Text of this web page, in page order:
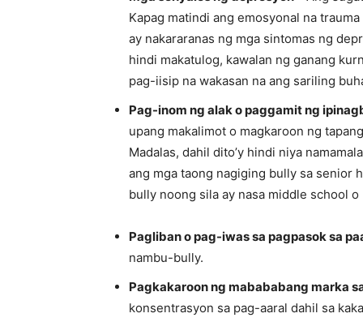
Kapag matindi ang emosyonal na
ay nakararanas ng mga sintomas ng
hindi makatulog, kawalan ng ganang
pag-iisip na wakasan na ang sariling
Pag-inom ng alak o paggamit ng
upang makalimot o magkaroon ng
Madalas, dahil dito’y hindi niya
ang mga taong nagiging bully sa senior
bully noong sila ay nasa middle school
Pagliban o pag-iwas sa pagpasok sa
nambu-bully.
Pagkakaroon ng mabababang marka
konsentrasyon sa pag-aaral dahil sa